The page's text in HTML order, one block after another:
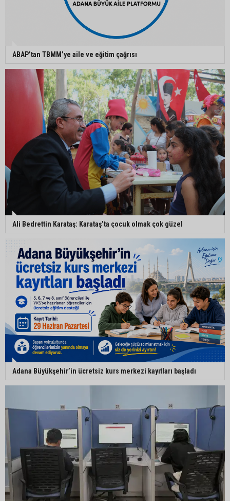
Orhan Bayram’dan AK Parti’ye Yüreğir çıkışı:
“Bizim belediye meclis üyelerimize ne yaptınız?
ABAP’tan TBMM’ye aile ve eğitim çağrısı
Ali Bedrettin Karataş: Karataş’ta çocuk olmak çok güzel
Adana Büyükşehir’in ücretsiz kurs merkezi kayıtları başladı